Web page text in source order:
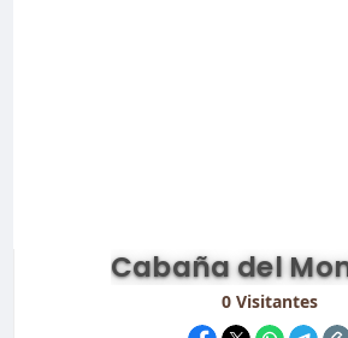
Cabaña del
0Visitantes